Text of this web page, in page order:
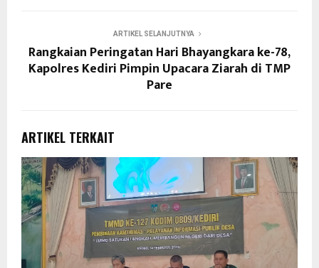
ARTIKEL SELANJUTNYA
Rangkaian Peringatan Hari Bhayangkara ke-78,
Kapolres Kediri Pimpin Upacara Ziarah di TMP
Pare
ARTIKEL TERKAIT